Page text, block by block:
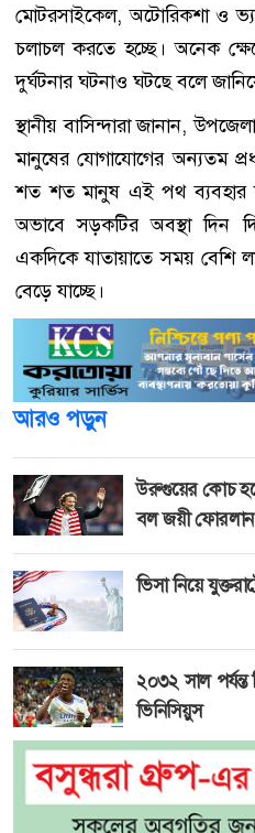
মোটরসাইকেল, অটোরিকশা ও
চলাচল করতে হচ্ছে। অনেক
দুর্ঘটনার ঘটনাও ঘটছে বলে
স্থানীয় বাসিন্দারা জানান,
মানুষের যোগাযোগের অন্যতম
শত শত মানুষ এই পথ ব্যবহার
অভাবে সড়কটির অবস্থা দিন
একদিকে যাতায়াতে সময় বেশি
বেড়ে যাচ্ছে।
আরও পড়ুন
উরুগুয়ের কোচ
বল জয়ী ফোরলান
ভিসা নিয়ে
২০৩২ সাল পর্যন্ত
ভিনিসিয়ুস